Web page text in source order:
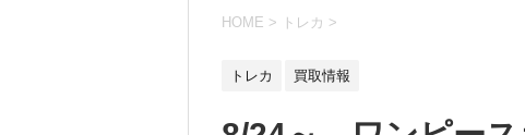
HOME > トレカ >
トレカ 買取情報